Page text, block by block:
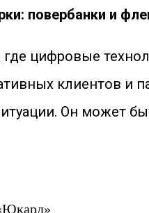
повербанки и
цифровые
клиентов и
Он может